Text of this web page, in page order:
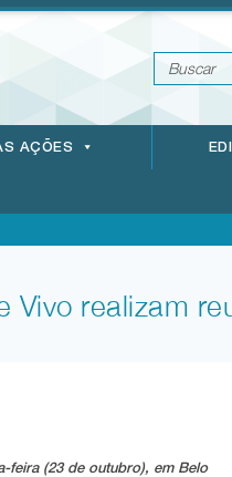
AÇÕES
Vivo realizam
feira (23 de outubro), em Belo